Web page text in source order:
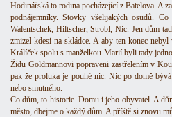
Hodinářská to rodina pocházející z Batelova. A
podnájemníky. Stovky všelijakých osudů.
Walentschek, Hiltscher, Strobl, Nic. Jen dům
zmizel kdesi na skládce. A aby ten konec
Králíček spolu s manželkou Marií byli tady
Židu Goldmannovi popraveni zastřelením v
pak že proluka je pouhé nic. Nic po domě
nebo smutného.
Co dům, to historie. Domu i jeho obyvatel. A
město, dbejme o každý dům. A příště si znovu